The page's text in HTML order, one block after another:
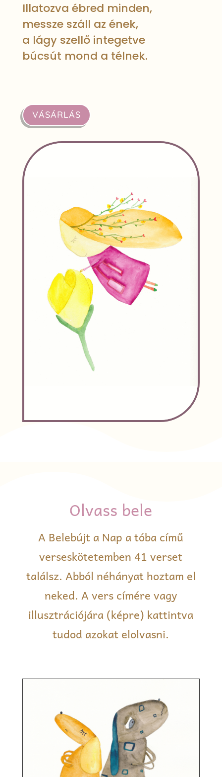
Illatozva ébred minden,
messze száll az ének,
a lágy szellő integetve
búcsút mond a télnek.
VÁSÁRLÁS
Olvass bele
A Belebújt a Nap a tóba című
verseskötetemben 41 verset
találsz. Abból néhányat hoztam el
neked. A vers címére vagy
illusztrációjára (képre) kattintva
tudod azokat elolvasni.